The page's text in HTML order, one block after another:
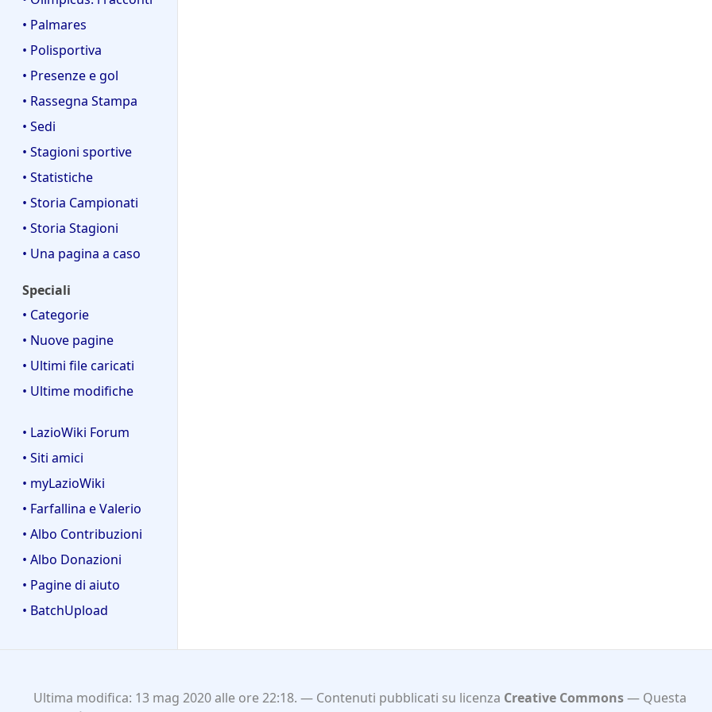
• Palmares
• Polisportiva
• Presenze e gol
• Rassegna Stampa
• Sedi
• Stagioni sportive
• Statistiche
• Storia Campionati
• Storia Stagioni
• Una pagina a caso
Speciali
• Categorie
• Nuove pagine
• Ultimi file caricati
• Ultime modifiche
• LazioWiki Forum
• Siti amici
• myLazioWiki
• Farfallina e Valerio
• Albo Contribuzioni
• Albo Donazioni
• Pagine di aiuto
• BatchUpload
Ultima modifica: 13 mag 2020 alle ore 22:18. Contenuti pubblicati su licenza Creative Commons
Questa